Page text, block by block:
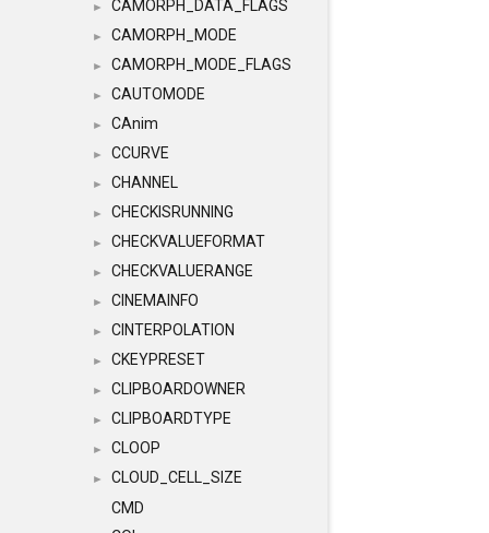
► CAMORPH_DATA_FLAGS
► CAMORPH_MODE
► CAMORPH_MODE_FLAGS
► CAUTOMODE
► CAnim
► CCURVE
► CHANNEL
► CHECKISRUNNING
► CHECKVALUEFORMAT
► CHECKVALUERANGE
► CINEMAINFO
► CINTERPOLATION
► CKEYPRESET
► CLIPBOARDOWNER
► CLIPBOARDTYPE
► CLOOP
►
CLOUD_CELL_SIZE
CMD